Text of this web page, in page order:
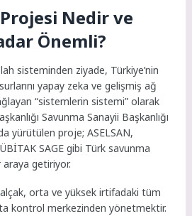
Nedir ve
Önemli?
sisteminden ziyade, Türkiye’nin
yapay zeka ve gelişmiş ağ
“sistemlerin sistemi” olarak
Savunma Sanayii Başkanlığı
yürütülen proje; ASELSAN,
SAGE gibi Türk savunma
araya getiriyor.
orta ve yüksek irtifadaki tüm
kontrol merkezinden yönetmektir.